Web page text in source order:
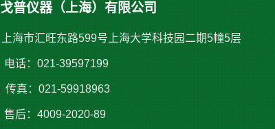
戈普仪器（上海）有限公司
上海市汇旺东路599号上海大学科技园二期5幢5层
电话：021-39597199
传真：021-59918963
售后：4009-2020-89